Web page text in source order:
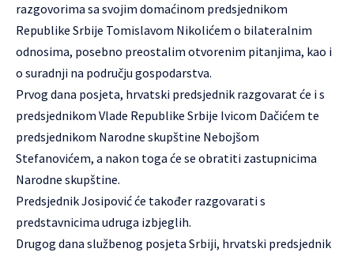
razgovorima sa svojim domaćinom predsjednikom
Republike Srbije Tomislavom Nikolićem o bilateralnim
odnosima, posebno preostalim otvorenim pitanjima, kao i
o suradnji na području gospodarstva.
Prvog dana posjeta, hrvatski predsjednik razgovarat će i s
predsjednikom Vlade Republike Srbije Ivicom Dačićem te
predsjednikom Narodne skupštine Nebojšom
Stefanovićem, a nakon toga će se obratiti zastupnicima
Narodne skupštine.
Predsjednik Josipović će također razgovarati s
predstavnicima udruga izbjeglih.
Drugog dana službenog posjeta Srbiji, hrvatski predsjednik